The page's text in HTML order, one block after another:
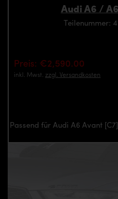
Audi A6 /
Teilenummer:
Preis: €2,590.00
inkl. Mwst. zzgl. Versandkosten
Passend für Audi A6 Avant